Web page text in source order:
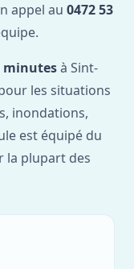
appel au 0472 53
minutesà Sint-
les situations
inondations,
est équipé du
la plupart des